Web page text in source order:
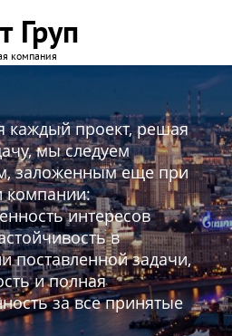
Груп
компания
каждый проект, решая
мы следуем
заложенным еще при
компании:
интересов
в
поставленной задачи,
и полная
за все принятые